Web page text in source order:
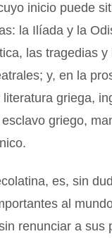
inicio puede
la Ilíada y la
las tragedias y
y, en la
griega,
griego,
es, sin
al
renunciar a sus